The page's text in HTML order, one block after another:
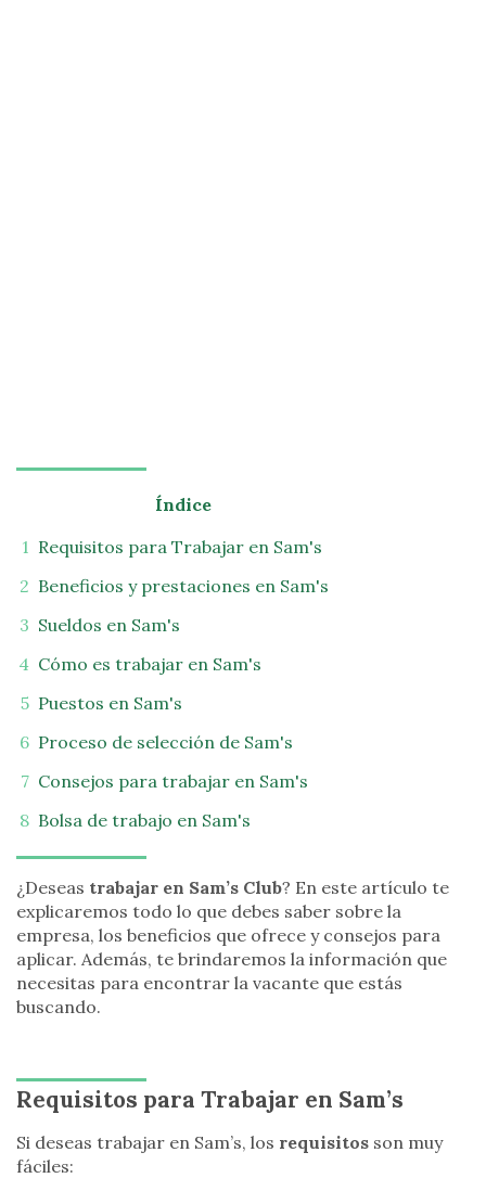
Índice
Requisitos para Trabajar en Sam's
Beneficios y prestaciones en Sam's
Sueldos en Sam's
Cómo es trabajar en Sam's
Puestos en Sam's
Proceso de selección de Sam's
Consejos para trabajar en Sam's
Bolsa de trabajo en Sam's
¿Deseas trabajar en Sam’s Club? En este artículo te
explicaremos todo lo que debes saber sobre la
empresa, los beneficios que ofrece y consejos para
aplicar. Además, te brindaremos la información que
necesitas para encontrar la vacante que estás
buscando.
Requisitos para Trabajar en Sam’s
Si deseas trabajar en Sam’s, los requisitos son muy
fáciles: